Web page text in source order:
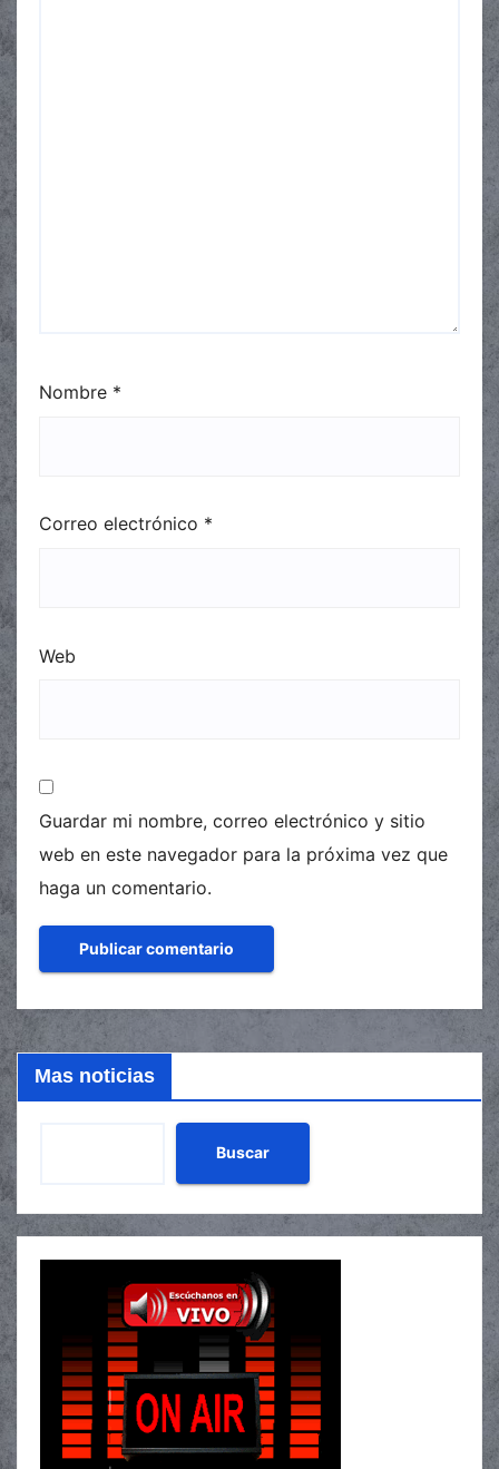
Nombre *
Correo electrónico *
Web
Guardar mi nombre, correo electrónico y sitio
web en este navegador para la próxima vez que
haga un comentario.
Mas noticias
Buscar